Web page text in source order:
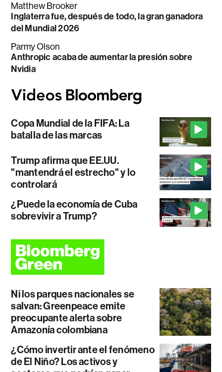
Matthew Brooker
Inglaterra fue, después de todo, la gran ganadora
del Mundial 2026
Parmy Olson
Anthropic acaba de aumentar la presión sobre
Nvidia
Copa Mundial de la FIFA: La
batalla de las marcas
Trump afirma que EE.UU.
"mantendrá el estrecho" y lo
controlará
¿Puede la economía de Cuba
sobrevivir a Trump?
Ni los parques nacionales se
salvan: Greenpeace emite
preocupante alerta sobre
Amazonía colombiana
¿Cómo invertir ante el fenómeno
de El Niño? Los activos y